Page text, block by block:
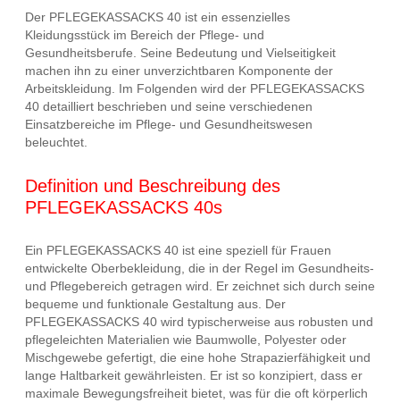
Der PFLEGEKASSACKS 40 ist ein essenzielles
Kleidungsstück im Bereich der Pflege- und
Gesundheitsberufe. Seine Bedeutung und Vielseitigkeit
machen ihn zu einer unverzichtbaren Komponente der
Arbeitskleidung. Im Folgenden wird der PFLEGEKASSACKS
40 detailliert beschrieben und seine verschiedenen
Einsatzbereiche im Pflege- und Gesundheitswesen
beleuchtet.
Definition und Beschreibung des
PFLEGEKASSACKS 40s
Ein PFLEGEKASSACKS 40 ist eine speziell für Frauen
entwickelte Oberbekleidung, die in der Regel im Gesundheits-
und Pflegebereich getragen wird. Er zeichnet sich durch seine
bequeme und funktionale Gestaltung aus. Der
PFLEGEKASSACKS 40 wird typischerweise aus robusten und
pflegeleichten Materialien wie Baumwolle, Polyester oder
Mischgewebe gefertigt, die eine hohe Strapazierfähigkeit und
lange Haltbarkeit gewährleisten. Er ist so konzipiert, dass er
maximale Bewegungsfreiheit bietet, was für die oft körperlich